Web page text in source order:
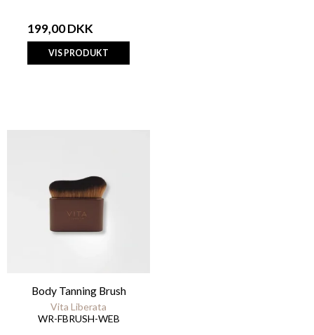
199,00 DKK
VIS PRODUKT
Body Tanning Brush
Vita Liberata
WR-FBRUSH-WEB